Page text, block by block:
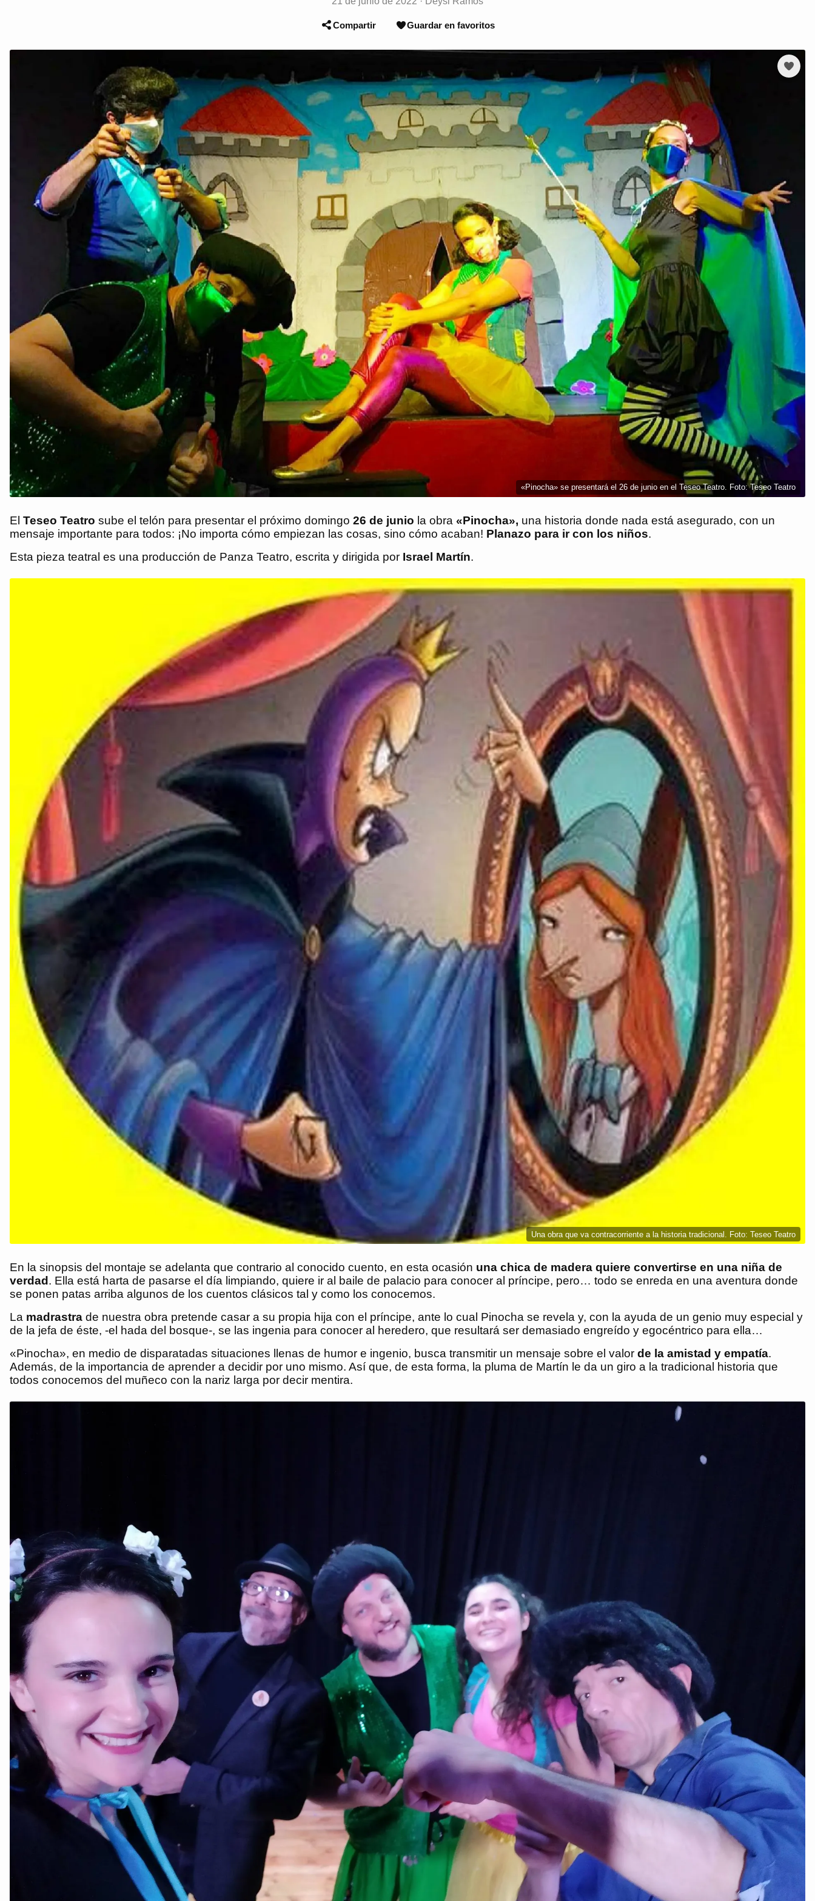
Compartir Guardar en favoritos
«Pinocha» se presentará el 26 de junio en el Teseo Teatro. Foto: Teseo Teatro
El Teseo Teatro sube el telón para presentar el próximo domingo 26 de junio la obra «Pinocha», una historia donde nada está asegurado, con un
mensaje importante para todos: ¡No importa cómo empiezan las cosas, sino cómo acaban! Planazo para ir con los niños.
Esta pieza teatral es una producción de Panza Teatro, escrita y dirigida por Israel Martín.
Una obra que va contracorriente a la historia tradicional. Foto: Teseo Teatro
En la sinopsis del montaje se adelanta que contrario al conocido cuento, en esta ocasión una chica de madera quiere convertirse en una niña de
verdad . Ella está harta de pasarse el día limpiando, quiere ir al baile de palacio para conocer al príncipe, pero… todo se enreda en una aventura donde
se ponen patas arriba algunos de los cuentos clásicos tal y como los conocemos.
La madrastra de nuestra obra pretende casar a su propia hija con el príncipe, ante lo cual Pinocha se revela y, con la ayuda de un genio muy especial y
de la jefa de éste, -el hada del bosque-, se las ingenia para conocer al heredero, que resultará ser demasiado engreído y egocéntrico para ella…
«Pinocha», en medio de disparatadas situaciones llenas de humor e ingenio, busca transmitir un mensaje sobre el valor de la amistad y empatía.
Además, de la importancia de aprender a decidir por uno mismo. Así que, de esta forma, la pluma de Martín le da un giro a la tradicional historia que
todos conocemos del muñeco con la nariz larga por decir mentira.